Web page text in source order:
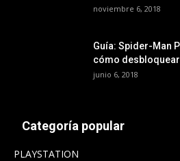
noviembre 6, 2018
Guía: Spider-Man
cómo
junio 6, 2018
Categoría popular
PLAYSTATION